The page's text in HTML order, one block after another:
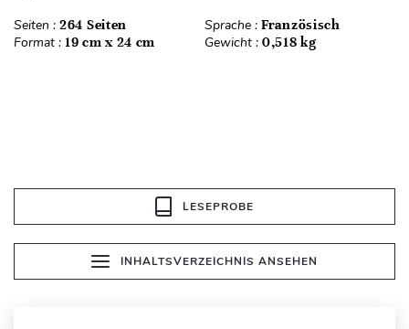
Seiten : 264 Seiten Sprache : Französisch
Format : 19 cm x 24 cm Gewicht : 0,518 kg
LESEPROBE
INHALTSVERZEICHNIS ANSEHEN